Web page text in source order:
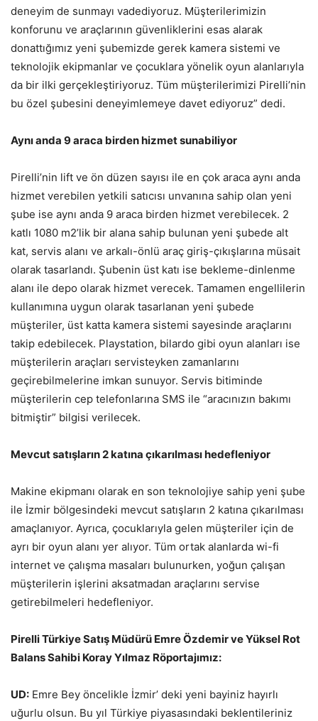
deneyim de sunmayı vadediyoruz. Müşterilerimizin
konforunu ve araçlarının güvenliklerini esas alarak
donattığımız yeni şubemizde gerek kamera sistemi ve
teknolojik ekipmanlar ve çocuklara yönelik oyun alanlarıyla
da bir ilki gerçekleştiriyoruz. Tüm müşterilerimizi Pirelli’nin
bu özel şubesini deneyimlemeye davet ediyoruz” dedi.
Aynı anda 9 araca birden hizmet sunabiliyor
Pirelli’nin lift ve ön düzen sayısı ile en çok araca aynı anda
hizmet verebilen yetkili satıcısı unvanına sahip olan yeni
şube ise aynı anda 9 araca birden hizmet verebilecek. 2
katlı 1080 m2’lik bir alana sahip bulunan yeni şubede alt
kat, servis alanı ve arkalı-önlü araç giriş-çıkışlarına müsait
olarak tasarlandı. Şubenin üst katı ise bekleme-dinlenme
alanı ile depo olarak hizmet verecek. Tamamen engellilerin
kullanımına uygun olarak tasarlanan yeni şubede
müşteriler, üst katta kamera sistemi sayesinde araçlarını
takip edebilecek. Playstation, bilardo gibi oyun alanları ise
müşterilerin araçları servisteyken zamanlarını
geçirebilmelerine imkan sunuyor. Servis bitiminde
müşterilerin cep telefonlarına SMS ile “aracınızın bakımı
bitmiştir” bilgisi verilecek.
Mevcut satışların 2 katına çıkarılması hedefleniyor
Makine ekipmanı olarak en son teknolojiye sahip yeni şube
ile İzmir bölgesindeki mevcut satışların 2 katına çıkarılması
amaçlanıyor. Ayrıca, çocuklarıyla gelen müşteriler için de
ayrı bir oyun alanı yer alıyor. Tüm ortak alanlarda wi-fi
internet ve çalışma masaları bulunurken, yoğun çalışan
müşterilerin işlerini aksatmadan araçlarını servise
getirebilmeleri hedefleniyor.
Pirelli Türkiye Satış Müdürü Emre Özdemir ve Yüksel Rot
Balans Sahibi Koray Yılmaz Röportajımız:
UD: Emre Bey öncelikle İzmir’ deki yeni bayiniz hayırlı
uğurlu olsun. Bu yıl Türkiye piyasasındaki beklentileriniz